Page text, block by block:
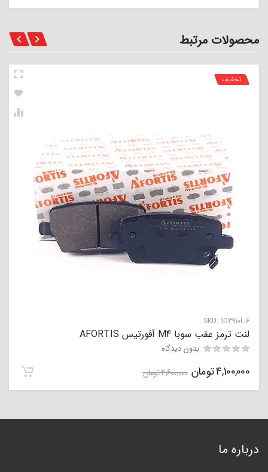
محصولات مرتبط
SKU: 1D3910L-6
تخفیف
لنت ترمز عقب سوبا M4 آفورتیس AFORTIS
بدون دیدگاه
4,100,000تومان 4,600,000تومان
درباره ما